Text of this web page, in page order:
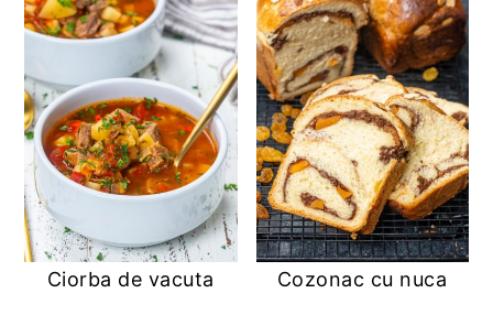
Ciorba de vacuta Cozonac cu nuca